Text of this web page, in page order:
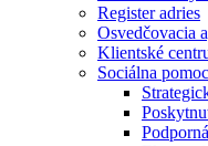
Register adries
Osvedčovacia
Klientské
Sociálna pomoc